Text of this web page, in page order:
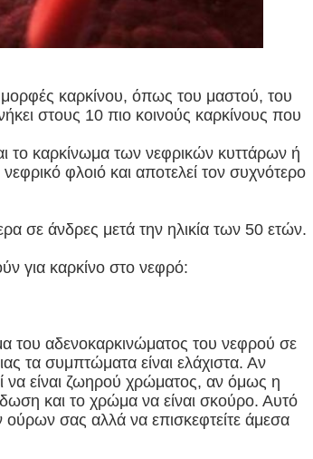
καρκίνου, όπως του μαστού, του
στους 10 πιο κοινούς καρκίνους που
το καρκίνωμα των νεφρικών κυττάρων ή
φλοιό και αποτελεί τον συχνότερο
σε άνδρες μετά την ηλικία των 50 ετών.
για καρκίνο στο νεφρό:
του αδενοκαρκινώματος του νεφρού σε
τα συμπτώματα είναι ελάχιστα. Αν
να είναι ζωηρού χρώματος, αν όμως η
και το χρώμα να είναι σκούρο. Αυτό
ούρων σας αλλά να επισκεφτείτε άμεσα